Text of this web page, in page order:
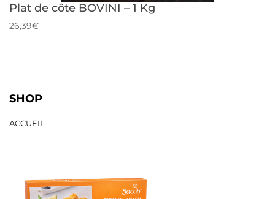
Plat de côte BOVINI – 1 Kg
26,39€
SHOP
ACCUEIL